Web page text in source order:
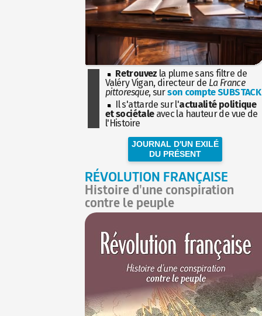
Retrouvez la plume sans filtre de
Valéry Vigan, directeur de La France
pittoresque, surson compte SUBSTACK
Il s'attarde sur l'actualité politique
et sociétaleavec la hauteur de vue de
l'Histoire
JOURNAL D'UN EXILÉ
DU PRÉSENT
RÉVOLUTION FRANÇAISE
Histoire d'une conspiration
contre le peuple